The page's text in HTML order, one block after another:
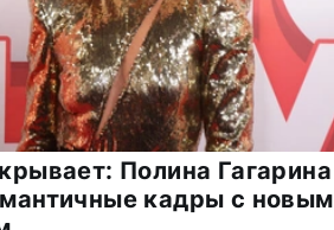
Полина Гагарина
кадры с новым